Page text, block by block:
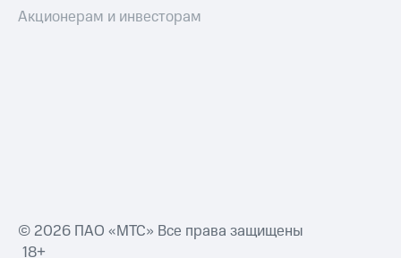
Акционерам и инвесторам
© 2026 ПАО «МТС» Все права защищены
18+